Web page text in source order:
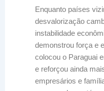
Enquanto países
desvalorização
instabilidade
demonstrou força e
colocou o Paraguai
e reforçou ainda
empresários e